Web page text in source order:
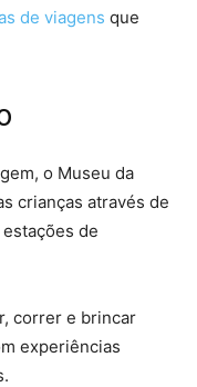
de viagens que
o Museu da
crianças através de
de
correr e brincar
experiências